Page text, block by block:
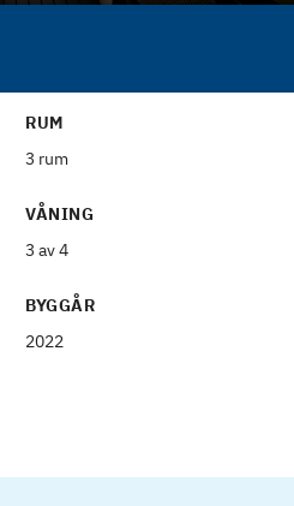
RUM
3 rum
VÅNING
3 av 4
BYGGÅR
2022